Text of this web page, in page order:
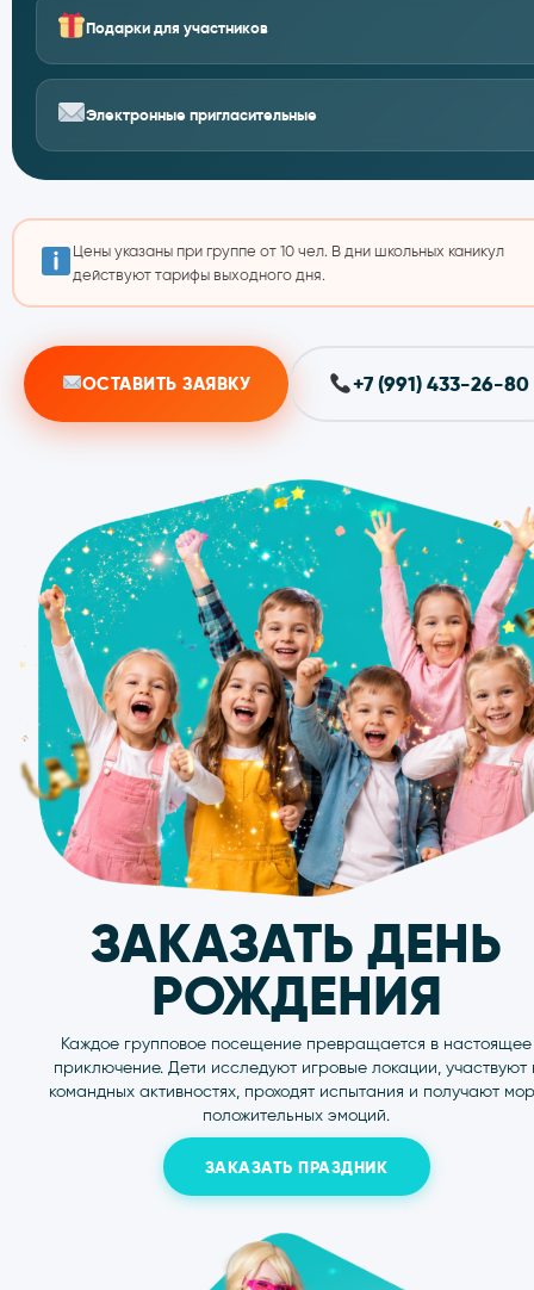
Подарки для участников
Электронные пригласительные
Цены указаны при группе от 10 чел. В дни школьных каникул
действуют тарифы выходного дня.
ОСТАВИТЬ ЗАЯВКУ +7 (991) 433-26-80